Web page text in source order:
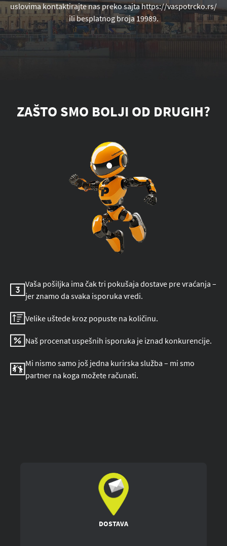
uslovima kontaktirajte nas preko sajta https://vaspotrcko.rs/
ili besplatnog broja 19989.
ZAŠTO SMO BOLJI OD DRUGIH?
Vaša pošiljka ima čak tri pokušaja dostave pre vraćanja –
jer znamo da svaka isporuka vredi.
Velike uštede kroz popuste na količinu.
Naš procenat uspešnih isporuka je iznad konkurencije.
Mi nismo samo još jedna kurirska služba – mi smo
partner na koga možete računati.
DOSTAVA